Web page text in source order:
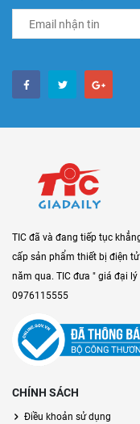
TIC đã và đang tiếp tục
cấp sản phẩm thiết bị điện
năm qua. TIC đưa " giá đại
0976115555
CHÍNH SÁCH
Điều khoản sử dụng